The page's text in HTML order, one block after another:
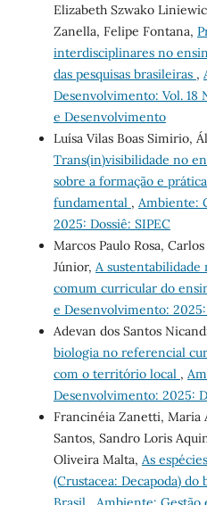
Elizabeth Szwako
Zanella, Felipe Fontana,
interdisciplinares no
das pesquisas brasileiras ,
Desenvolvimento: Vol. 18
e Desenvolvimento
Luísa Vilas Boas Simirio,
Trans(in)visibilidade no
sobre a formação e
fundamental , Ambiente:
2025: Dossiê: SIPEC
Marcos Paulo Rosa,
Júnior, A sustentabilidade
comum curricular do
e Desenvolvimento: 2025:
Adevan dos Santos
biologia no referencial
com o território local ,
Desenvolvimento: 2025:
Francinéia Zanetti, Maria
Santos, Sandro Loris
Oliveira Malta, As
(Crustacea: Decapoda)